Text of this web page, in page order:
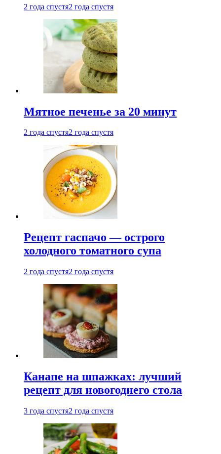
2 года спустя2 года спустя
Мятное печенье за 20 минут
2 года спустя2 года спустя
Рецепт гаспачо — острого
холодного томатного супа
2 года спустя2 года спустя
Канапе на шпажках: лучший
рецепт для новогоднего стола
3 года спустя2 года спустя